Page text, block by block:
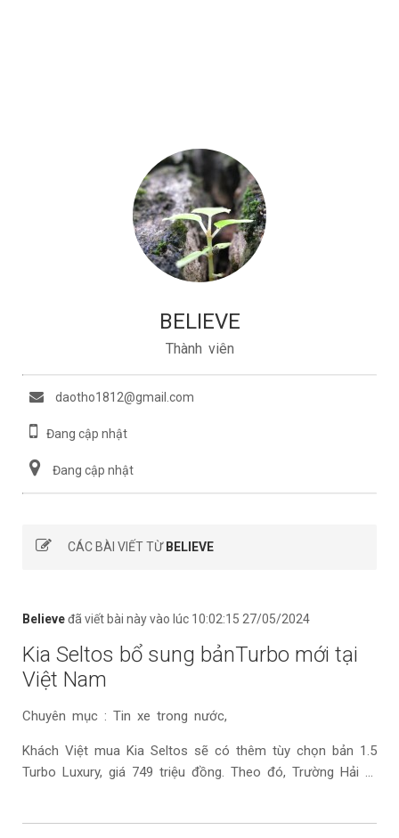
BELIEVE
Thành viên
daotho1812@gmail.com
Đang cập nhật
Đang cập nhật
CÁC BÀI VIẾT TỪ BELIEVE
Believeđã viết bài này vào lúc 10:02:15 27/05/2024
Kia Seltos bổ sung bảnTurbo mới tại
Việt Nam
Chuyên mục : Tin xe trong nước,
Khách Việt mua Kia Seltos sẽ có thêm tùy chọn bản 1.5
Turbo Luxury, giá 749 triệu đồng. Theo đó, Trường Hải ...